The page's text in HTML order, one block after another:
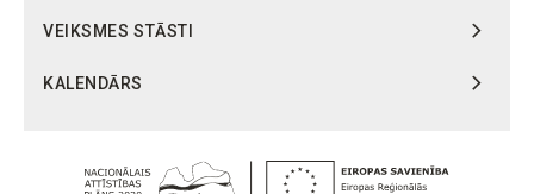
VEIKSMES STĀSTI
KALENDĀRS